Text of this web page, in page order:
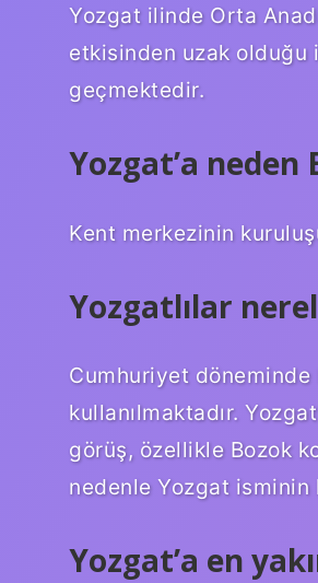
Yozgat ilinde Orta
etkisinden uzak olduğu
geçmektedir.
Yozgat’a neden
Kent merkezinin
Yozgatlılar
Cumhuriyet döneminde
kullanılmaktadır.
görüş, özellikle Bozok
nedenle Yozgat isminin
Yozgat’a en